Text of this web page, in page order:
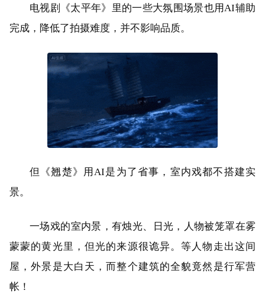
电视剧《太平年》里的一些大氛围场景也用AI辅助
完成，降低了拍摄难度，并不影响品质。
但《翘楚》用AI是为了省事，室内戏都不搭建实
景。
一场戏的室内景，有烛光、日光，人物被笼罩在雾
蒙蒙的黄光里，但光的来源很诡异。等人物走出这间
屋，外景是大白天，而整个建筑的全貌竟然是行军营
帐！